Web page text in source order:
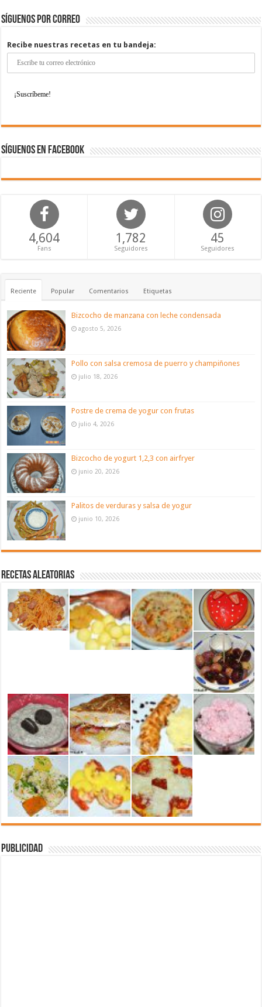
Síguenos por correo
Recibe nuestras recetas en tu bandeja:
Síguenos en Facebook
4,604
Fans
1,782
Seguidores
45
Seguidores
Reciente Popular Comentarios Etiquetas
Bizcocho de manzana con leche condensada
agosto 5, 2026
Pollo con salsa cremosa de puerro y champiñones
julio 18, 2026
Postre de crema de yogur con frutas
julio 4, 2026
Bizcocho de yogurt 1,2,3 con airfryer
junio 20, 2026
Palitos de verduras y salsa de yogur
junio 10, 2026
Recetas aleatorias
Publicidad